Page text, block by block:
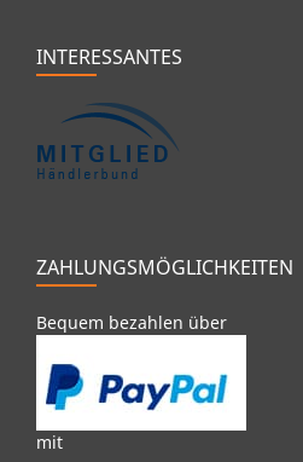
INTERESSANTES
ZAHLUNGSMÖGLICHKEITEN
Bequem bezahlen über
mit